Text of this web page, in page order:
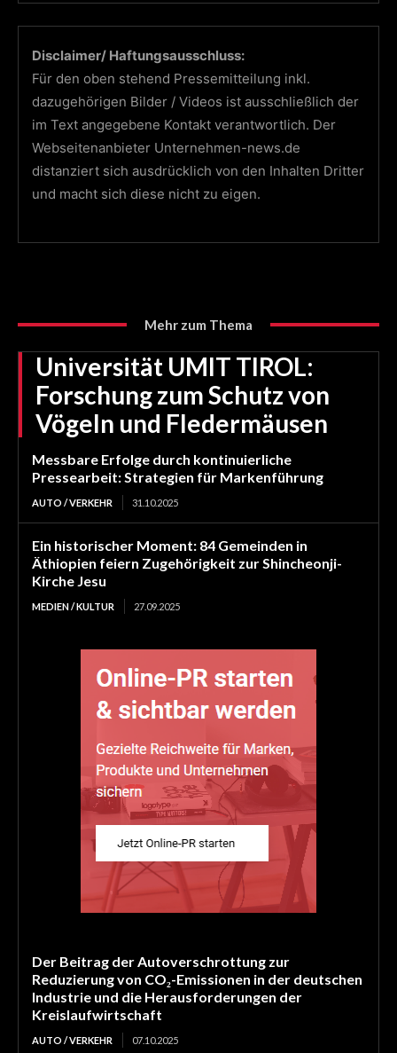
Disclaimer/ Haftungsausschluss:
Für den oben stehend Pressemitteilung inkl.
dazugehörigen Bilder / Videos ist ausschließlich der
im Text angegebene Kontakt verantwortlich. Der
Webseitenanbieter Unternehmen-news.de
distanziert sich ausdrücklich von den Inhalten Dritter
und macht sich diese nicht zu eigen.
Mehr zum Thema
Universität UMIT TIROL:
Forschung zum Schutz von
Vögeln und Fledermäusen
Messbare Erfolge durch kontinuierliche
Pressearbeit: Strategien für Markenführung
AUTO / VERKEHR 31.10.2025
Ein historischer Moment: 84 Gemeinden in
Äthiopien feiern Zugehörigkeit zur Shincheonji-
Kirche Jesu
MEDIEN / KULTUR 27.09.2025
Der Beitrag der Autoverschrottung zur
Reduzierung von CO₂-Emissionen in der deutschen
Industrie und die Herausforderungen der
Kreislaufwirtschaft
AUTO / VERKEHR 07.10.2025